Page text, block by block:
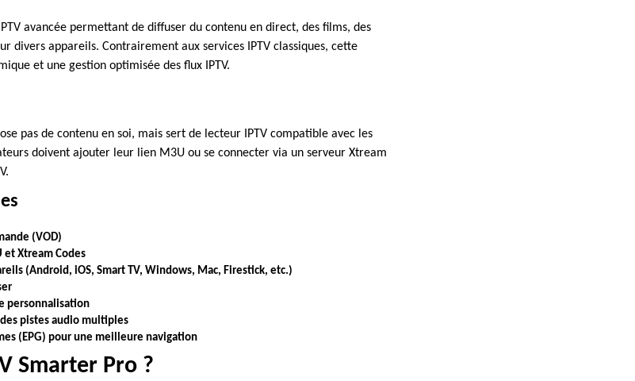
avancée permettant de diffuser du contenu en direct, des films, des
divers appareils. Contrairement aux services IPTV classiques, cette
et une gestion optimisée des flux IPTV.
pas de contenu en soi, mais sert de lecteur IPTV compatible avec les
doivent ajouter leur lien M3U ou se connecter via un serveur Xtream
(VOD)
Xtream Codes
(Android, iOS, Smart TV, Windows, Mac, Firestick, etc.)
personnalisation
pistes audio multiples
(EPG) pour une meilleure navigation
Smarter Pro ?